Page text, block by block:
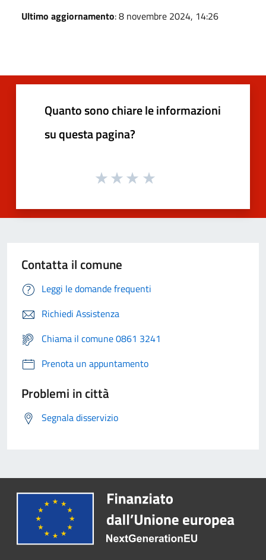
Ultimo aggiornamento: 8 novembre 2024, 14:26
Quanto sono chiare le informazioni
su questa pagina?
Contatta il comune
Leggi le domande frequenti
Richiedi Assistenza
Chiama il comune 0861 3241
Prenota un appuntamento
Problemi in città
Segnala disservizio